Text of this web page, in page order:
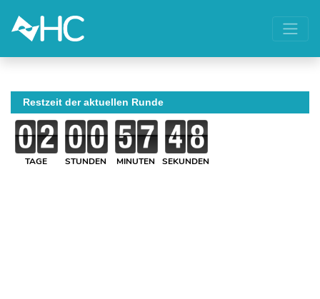
Restzeit der aktuellen Runde
TAGE STUNDEN MINUTEN SEKUNDEN